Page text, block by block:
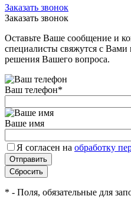
Заказать звонок
Заказать звонок
Оставьте Ваше сообщение и
специалисты свяжутся с
решения Вашего вопроса.
Ваш телефон*
Ваше имя
Я согласен на обработку
* - Поля, обязательные для